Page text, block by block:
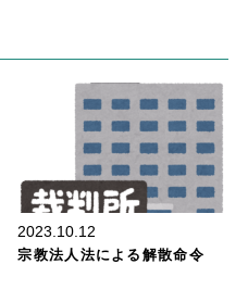
2023.10.12
宗教法人法による解散命令